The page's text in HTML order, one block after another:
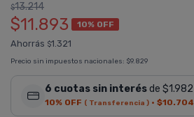
$13.214
$11.893 10% OFF
Ahorrás $1.321
Precio sin impuestos nacionales: $9.829
6 cuotas sin interésde $1.982
10% OFF ( Transferencia ) · $10.704